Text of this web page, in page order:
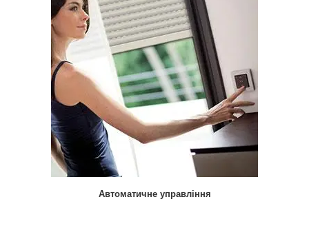
Автоматичне управління